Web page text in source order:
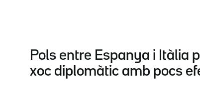
Pols entre Espanya i Itàlia
xoc diplomàtic amb pocs